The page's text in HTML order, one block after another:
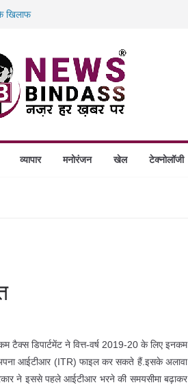
खिलाफ
गोठानों
गिरफ्तार
व्यापार मनोरंजन खेल टेक्नोलॉजी
टैक्स डिपार्टमेंट ने वित्त-वर्ष 2019-20 के लिए इनकम
आईटीआर (ITR) फाइल कर सकते हैं.इसके अलावा
ने इससे पहले आईटीआर भरने की समयसीमा बढ़ाकर